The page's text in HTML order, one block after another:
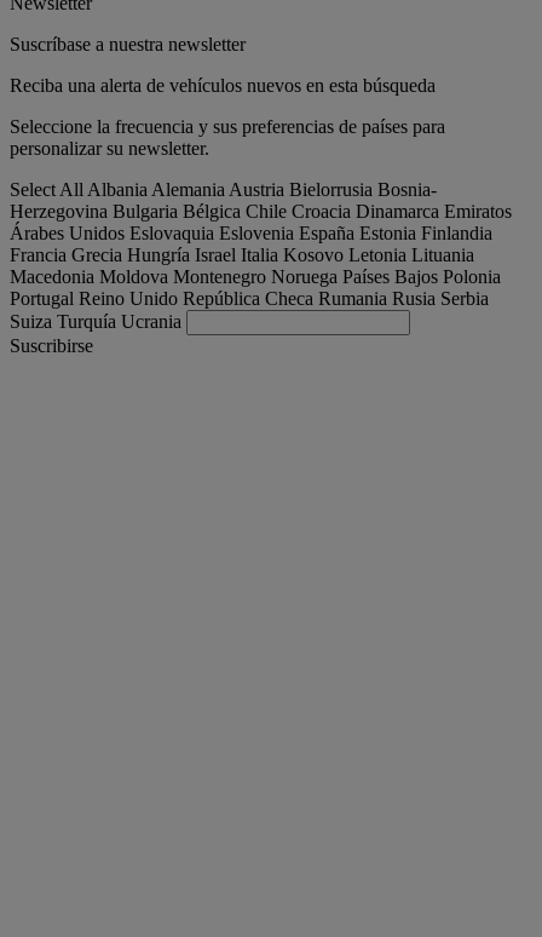
Suscríbase a nuestra newsletter
Reciba una alerta de vehículos nuevos en esta búsqueda
Seleccione la frecuencia y sus preferencias de países para
personalizar su newsletter.
Select AllAlbaniaAlemaniaAustria Bielorrusia Bosnia-
Herzegovina Bulgaria Bélgica Chile Croacia Dinamarca Emiratos
Árabes Unidos Eslovaquia Eslovenia España Estonia Finlandia
Francia Grecia Hungría Israel Italia Kosovo Letonia Lituania
Macedonia Moldova Montenegro Noruega Países Bajos Polonia
Portugal Reino Unido República Checa Rumania Rusia Serbia
Suiza Turquía Ucrania
Suscribirse